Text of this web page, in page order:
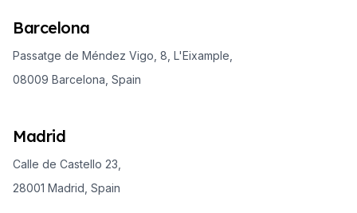
Barcelona
Passatge de Méndez Vigo, 8, L'Eixample,
08009 Barcelona, Spain
Madrid
Calle de Castello 23,
28001 Madrid, Spain